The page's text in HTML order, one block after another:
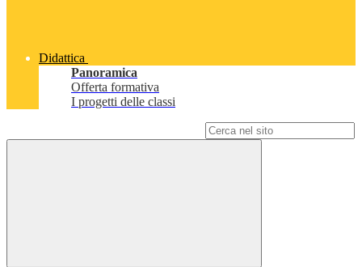
Didattica
Panoramica
Offerta formativa
I progetti delle classi